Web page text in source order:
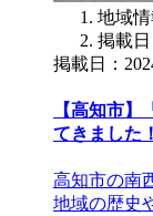
地域情
掲載日
掲載日：
【高知市
てきました！
高知市の南
地域の歴史